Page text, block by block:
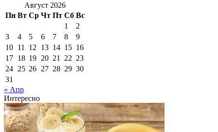
Август 2026
Пн Вт Ср Чт Пт Сб Вс
1
2
3
4 5 6 7 8
9
10 11 12 13 14 15 16
17 18 19 20 21 22 23
24 25 26 27 28 29 30
31
« Апр
Интересно